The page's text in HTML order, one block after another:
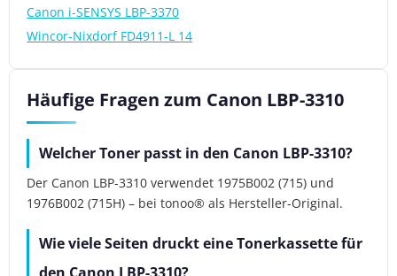
Canon i-SENSYS LBP-3370
Wincor-Nixdorf FD4911-L 14
Häufige Fragen zum Canon LBP-3310
Welcher Toner passt in den Canon LBP-3310?
Der Canon LBP-3310 verwendet 1975B002 (715) und
1976B002 (715H) – bei tonoo® als Hersteller-Original.
Wie viele Seiten druckt eine Tonerkassette für